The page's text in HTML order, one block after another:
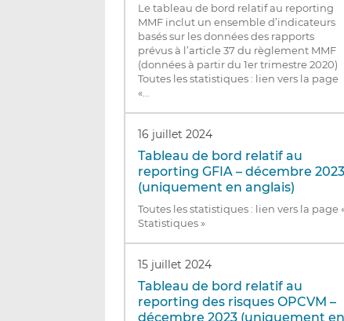
Le tableau de bord relatif au reporting
MMF inclut un ensemble d’indicateurs
basés sur les données des rapports
prévus à l’article 37 du règlement MMF
(données à partir du 1er trimestre 2020)
Toutes les statistiques : lien vers la page
«…
16 juillet 2024
Tableau de bord relatif au
reporting GFIA – décembre 2023
(uniquement en anglais)
Toutes les statistiques : lien vers la page
Statistiques »
15 juillet 2024
Tableau de bord relatif au
reporting des risques OPCVM –
décembre 2023 (uniquement en